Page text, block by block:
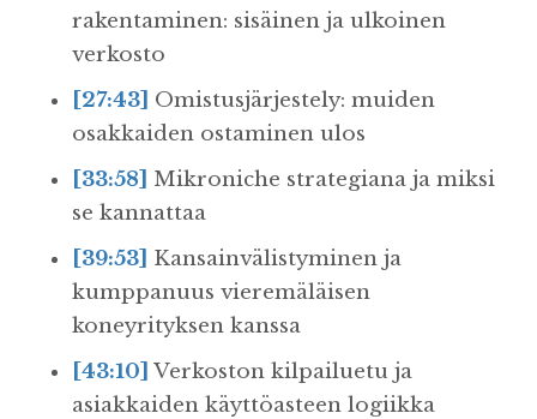
rakentaminen: sisäinen ja ulkoinen
verkosto
[27:43] Omistusjärjestely: muiden
osakkaiden ostaminen ulos
[33:58] Mikroniche strategiana ja miksi
se kannattaa
[39:53] Kansainvälistyminen ja
kumppanuus vieremäläisen
koneyrityksen kanssa
[43:10] Verkoston kilpailuetu ja
asiakkaiden käyttöasteen logiikka